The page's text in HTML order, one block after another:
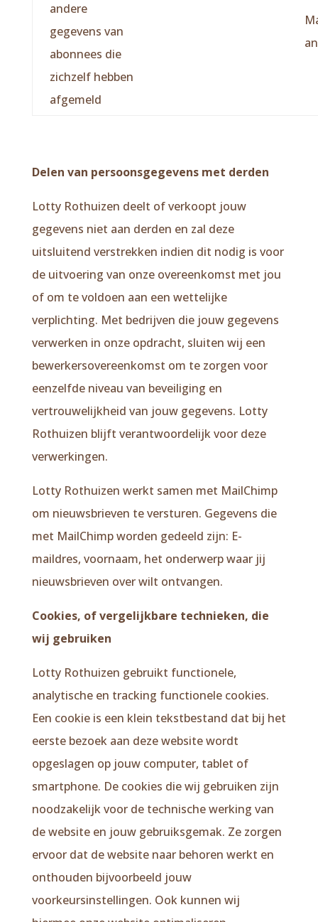
andere
gegevens van
abonnees die
zichzelf hebben
afgemeld
Delen van persoonsgegevens met derden
Lotty Rothuizen deelt of verkoopt jouw
gegevens niet aan derden en zal deze
uitsluitend verstrekken indien dit nodig is voor
de uitvoering van onze overeenkomst met jou
of om te voldoen aan een wettelijke
verplichting. Met bedrijven die jouw gegevens
verwerken in onze opdracht, sluiten wij een
bewerkersovereenkomst om te zorgen voor
eenzelfde niveau van beveiliging en
vertrouwelijkheid van jouw gegevens. Lotty
Rothuizen blijft verantwoordelijk voor deze
verwerkingen.
Lotty Rothuizen werkt samen met MailChimp
om nieuwsbrieven te versturen. Gegevens die
met MailChimp worden gedeeld zijn: E-
maildres, voornaam, het onderwerp waar jij
nieuwsbrieven over wilt ontvangen.
Cookies, of vergelijkbare technieken, die
wij gebruiken
Lotty Rothuizen gebruikt functionele,
analytische en tracking functionele cookies.
Een cookie is een klein tekstbestand dat bij het
eerste bezoek aan deze website wordt
opgeslagen op jouw computer, tablet of
smartphone. De cookies die wij gebruiken zijn
noodzakelijk voor de technische werking van
de website en jouw gebruiksgemak. Ze zorgen
ervoor dat de website naar behoren werkt en
onthouden bijvoorbeeld jouw
voorkeursinstellingen. Ook kunnen wij